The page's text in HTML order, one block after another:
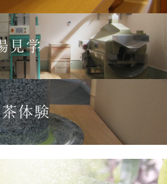
見学
体験